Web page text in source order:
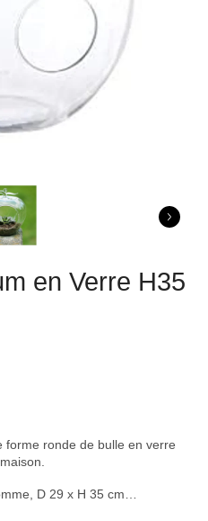
en Verre H35
forme ronde de bulle en verre
D 29 x H 35 cm